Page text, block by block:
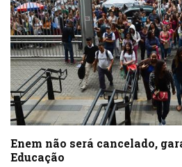
Enem não será cancelado,
Educação